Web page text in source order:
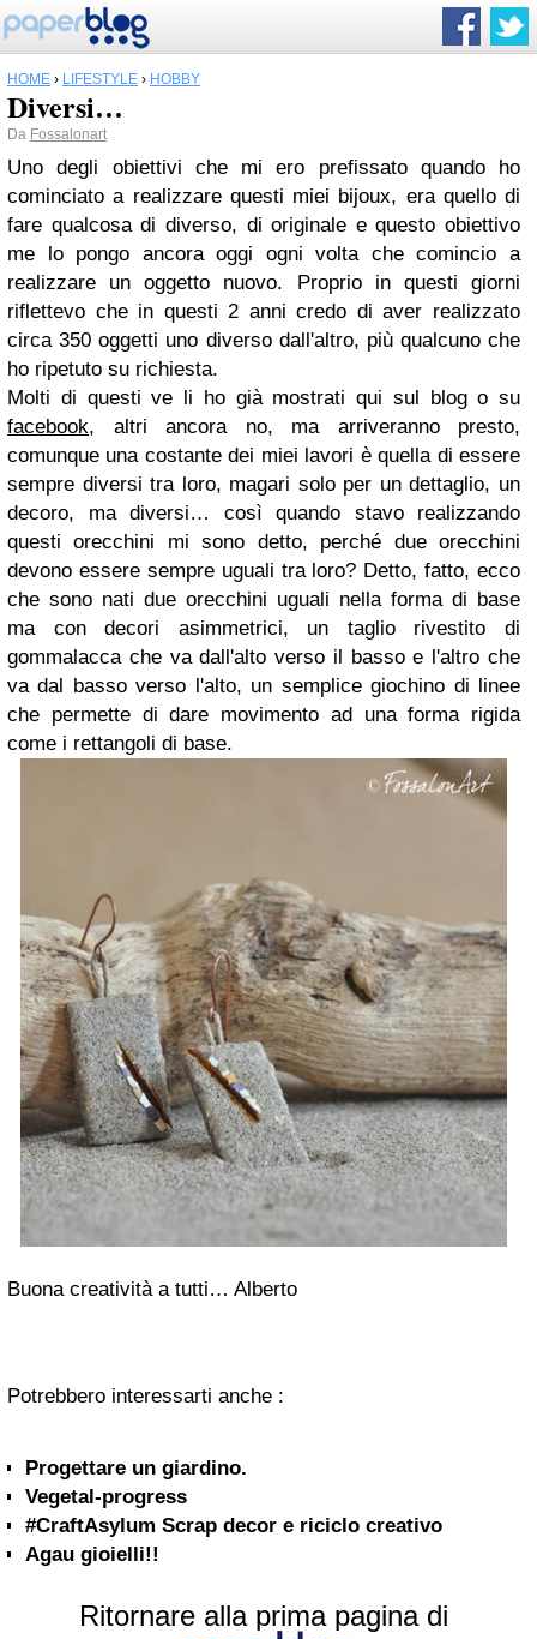
HOME › LIFESTYLE › HOBBY
Diversi…
Da Fossalonart
Uno degli obiettivi che mi ero prefissato quando ho
cominciato a realizzare questi miei bijoux, era quello di
fare qualcosa di diverso, di originale e questo obiettivo
me lo pongo ancora oggi ogni volta che comincio a
realizzare un oggetto nuovo. Proprio in questi giorni
riflettevo che in questi 2 anni credo di aver realizzato
circa 350 oggetti uno diverso dall'altro, più qualcuno che
ho ripetuto su richiesta.
Molti di questi ve li ho già mostrati qui sul blog o su
facebook, altri ancora no, ma arriveranno presto,
comunque una costante dei miei lavori è quella di essere
sempre diversi tra loro, magari solo per un dettaglio, un
decoro, ma diversi… così quando stavo realizzando
questi orecchini mi sono detto, perché due orecchini
devono essere sempre uguali tra loro? Detto, fatto, ecco
che sono nati due orecchini uguali nella forma di base
ma con decori asimmetrici, un taglio rivestito di
gommalacca che va dall'alto verso il basso e l'altro che
va dal basso verso l'alto, un semplice giochino di linee
che permette di dare movimento ad una forma rigida
come i rettangoli di base.
Buona creatività a tutti… Alberto
Potrebbero interessarti anche :
Progettare un giardino.
Vegetal-progress
#CraftAsylum Scrap decor e riciclo creativo
Agau gioielli!!
Ritornare alla prima pagina di